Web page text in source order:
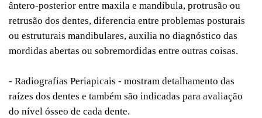
ântero-posterior entre maxila e mandíbula, protrusão ou
retrusão dos dentes, diferencia entre problemas posturais
ou estruturais mandibulares, auxilia no diagnóstico das
mordidas abertas ou sobremordidas entre outras coisas.
- Radiografias Periapicais - mostram detalhamento das
raízes dos dentes e também são indicadas para avaliação
do nível ósseo de cada dente.